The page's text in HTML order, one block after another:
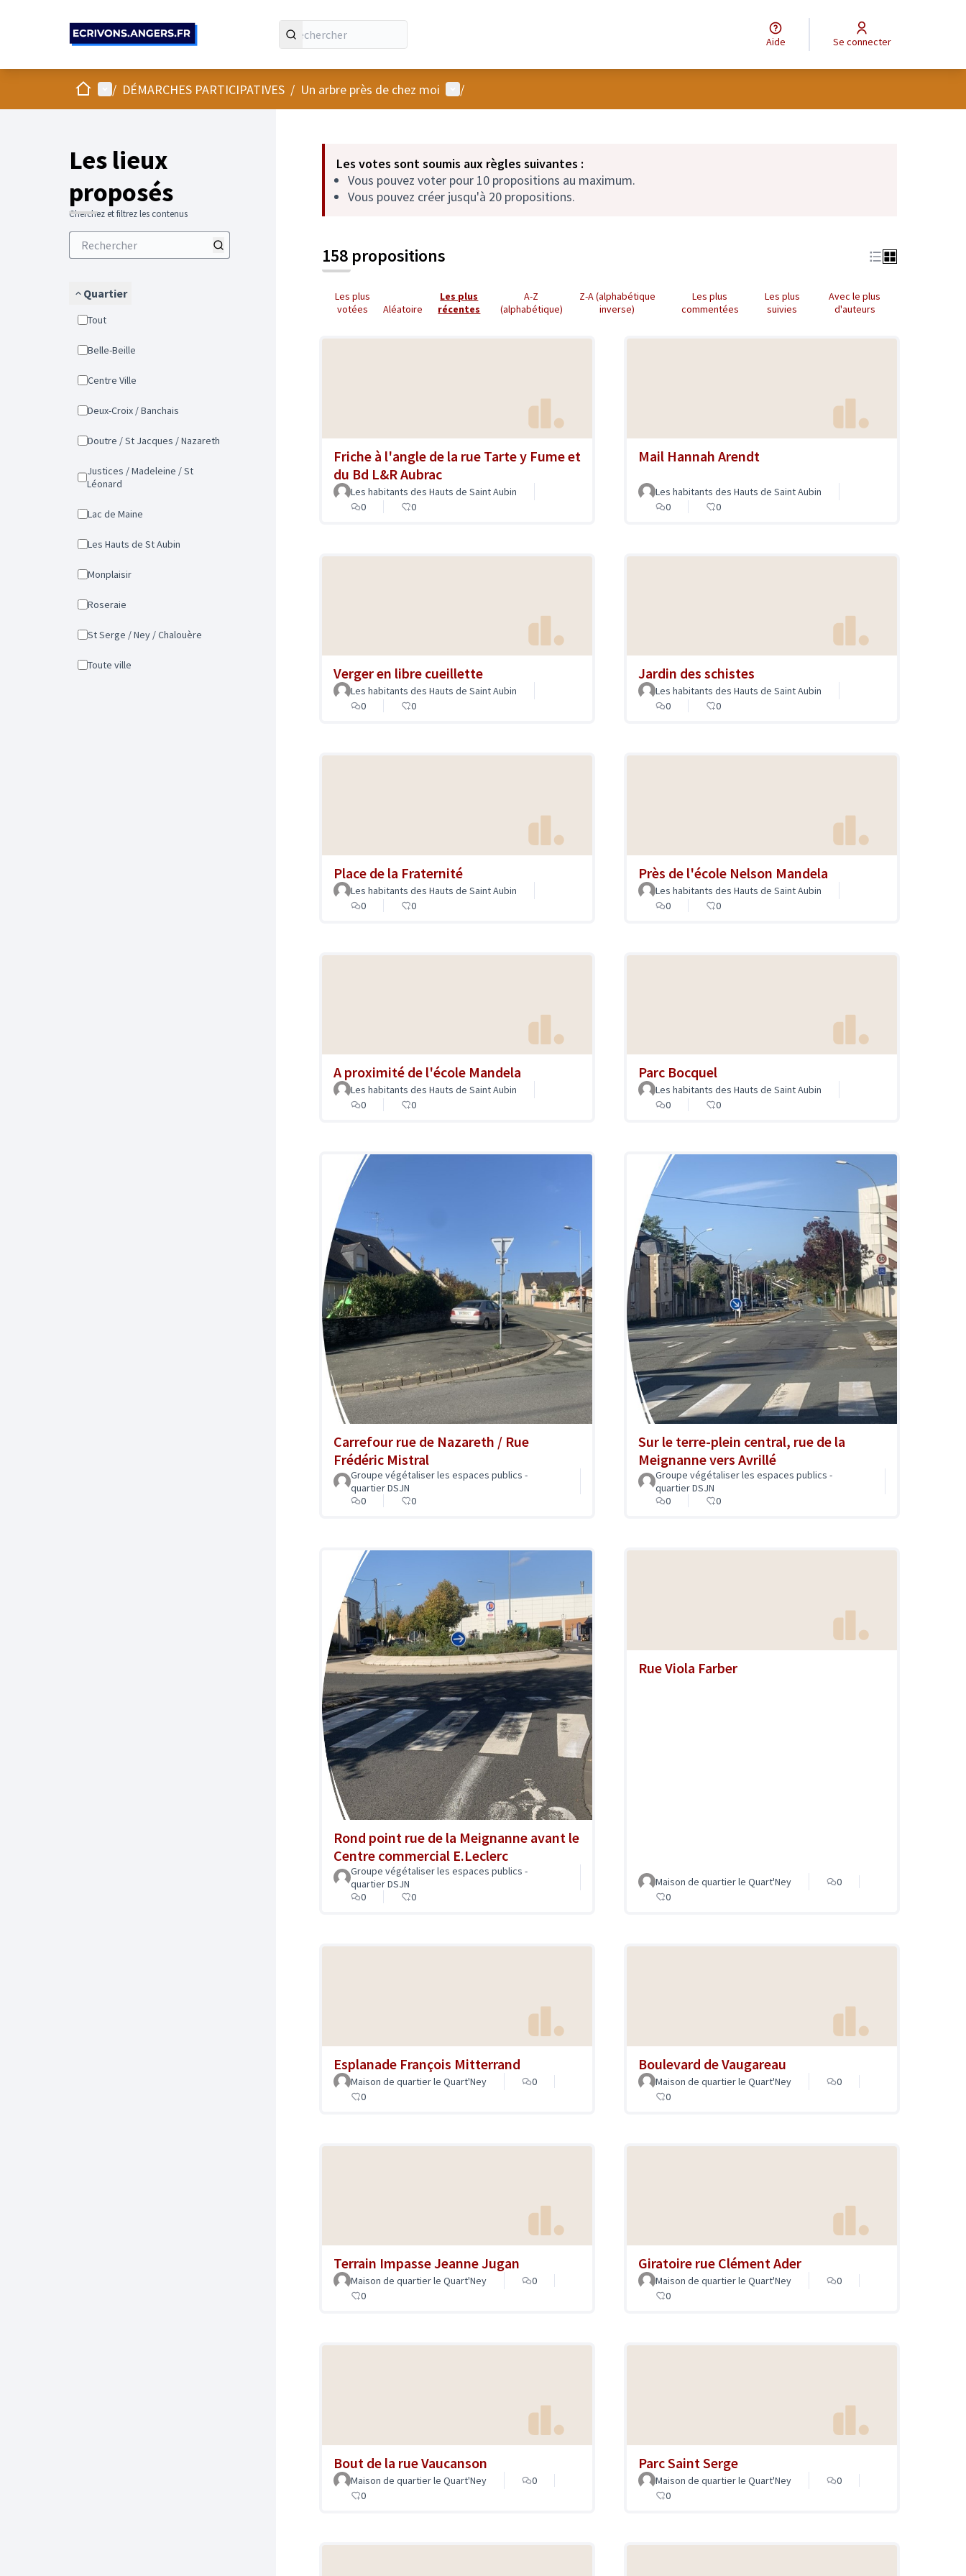
Aide Se connecter
AccueilMenu principal
/ DÉMARCHES PARTICIPATIVES / Un arbre près de chez moi Menu utilisateur
/
Les lieux
proposés
Cherchez et filtrez les contenus
Quartier
Tout
Belle-Beille
Centre Ville
Deux-Croix / Banchais
Doutre / St Jacques / Nazareth
Justices / Madeleine / St
Léonard
Lac de Maine
Les Hauts de St Aubin
Monplaisir
Roseraie
St Serge / Ney / Chalouère
Toute ville
Les votes sont soumis aux règles suivantes :
Vous pouvez voter pour 10 propositions au maximum.
Vous pouvez créer jusqu'à 20 propositions.
158 propositions
Les plus
votées
Aléatoire
Les plus
récentes
A-Z
(alphabétique)
Z-A (alphabétique
inverse)
Les plus
commentées
Les plus
suivies
Avec le plus
d'auteurs
Friche à l'angle de la rue Tarte y Fume et
du Bd L&R Aubrac
Les habitants des Hauts de Saint Aubin
0
0
Mail Hannah Arendt
Les habitants des Hauts de Saint Aubin
0
0
Verger en libre cueillette
Les habitants des Hauts de Saint Aubin
0
0
Jardin des schistes
Les habitants des Hauts de Saint Aubin
0
0
Place de la Fraternité
Les habitants des Hauts de Saint Aubin
0
0
Près de l'école Nelson Mandela
Les habitants des Hauts de Saint Aubin
0
0
A proximité de l'école Mandela
Les habitants des Hauts de Saint Aubin
0
0
Parc Bocquel
Les habitants des Hauts de Saint Aubin
0
0
Carrefour rue de Nazareth / Rue
Frédéric Mistral
Groupe végétaliser les espaces publics -
quartier DSJN
0
0
Sur le terre-plein central, rue de la
Meignanne vers Avrillé
Groupe végétaliser les espaces publics -
quartier DSJN
0
0
Rond point rue de la Meignanne avant le
Centre commercial E.Leclerc
Groupe végétaliser les espaces publics -
quartier DSJN
0
0
Rue Viola Farber
Maison de quartier le Quart'Ney
0
0
Esplanade François Mitterrand
Maison de quartier le Quart'Ney
0
0
Boulevard de Vaugareau
Maison de quartier le Quart'Ney
0
0
Terrain Impasse Jeanne Jugan
Maison de quartier le Quart'Ney
0
0
Giratoire rue Clément Ader
Maison de quartier le Quart'Ney
0
0
Bout de la rue Vaucanson
Maison de quartier le Quart'Ney
0
0
Parc Saint Serge
Maison de quartier le Quart'Ney
0
0